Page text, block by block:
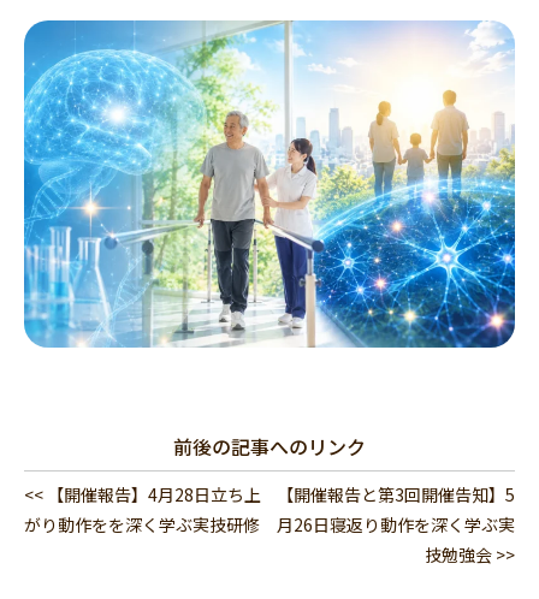
前後の記事へのリンク
<< 【開催報告】4月28日立ち上
がり動作をを深く学ぶ実技研修
【開催報告と第3回開催告知】5
月26日寝返り動作を深く学ぶ実
技勉強会 >>